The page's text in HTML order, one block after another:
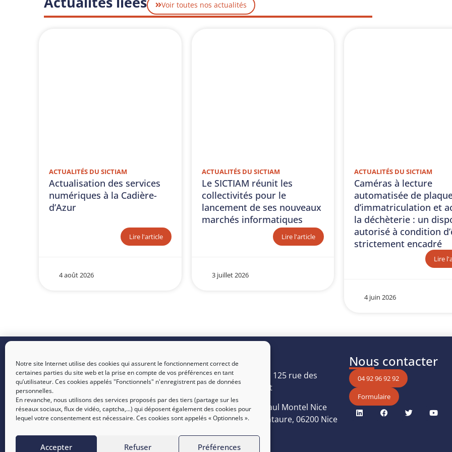
Notre site Internet utilise des cookies qui assurent le fonctionnement correct de
certaines parties du site web et la prise en compte de vos préférences en tant
qu’utilisateur. Ces cookies appelés "Fonctionnels" n'enregistrent pas de données
personnelles.
En revanche, nous utilisons des services proposés par des tiers (partage sur les
réseaux sociaux, flux de vidéo, captcha,...) qui déposent également des cookies pour
lequel votre consentement est nécessaire. Ces cookies sont appelés « Optionnels ».
Accepter Refuser Préférences
Voir toutes nos actualités
ACTUALITÉS DU SICTIAM
Actualisation des services
numériques à la Cadière-
d’Azur
Lire l'article
4 août 2026
ACTUALITÉS DU SICTIAM
Le SICTIAM réunit les
collectivités pour le
lancement de ses nouveaux
marchés informatiques
Lire l'article
3 juillet 2026
ACTUALITÉS DU SICTIAM
Caméras à lecture
automatisée de
d’immatriculation et
la déchèterie : un
autorisé à condition
strictement encadré
Lire
4 juin 2026
SICTIAM :Opérateur public
de services numériques et
énergétiques
Nous trouver
SOPHIA : Les Oréades, 125 rue des
Amandiers, 06410 Biot
NICE : 27 Boulevard Paul Montel Nice
Leader - Bâtiment Centaure, 06200 Nice
Nous contacter
04 92 96 92 92
Formulaire